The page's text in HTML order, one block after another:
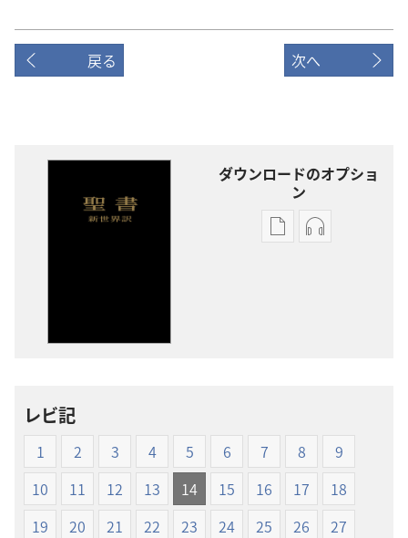
戻る 次へ
ダウンロードのオプショ
ン
出
オ
プ
ショ
ン
オー
オ
プ
ショ
ン
レビ記
1 2 3 4 5 6 7 8
9
10
11 12 13 14 15 16 17
18
19
20 21 22 23 24 25 26 27